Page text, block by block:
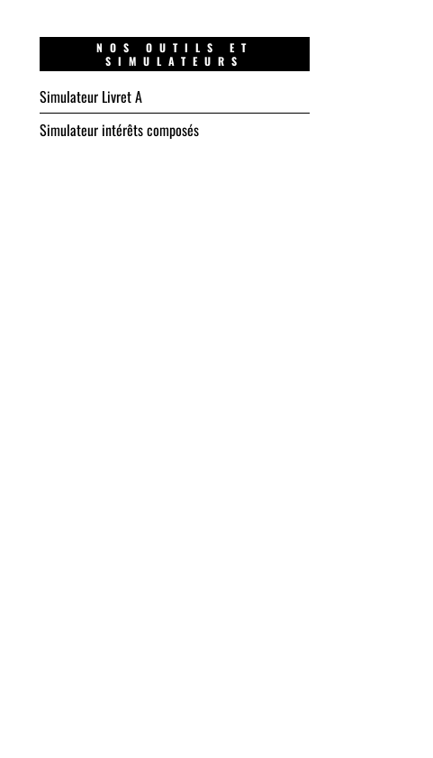
NOS OUTILS ET
SIMULATEURS
Simulateur Livret A
Simulateur intérêts composés